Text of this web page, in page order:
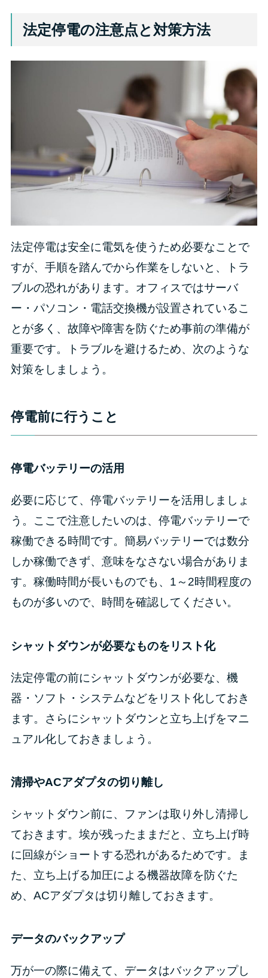
法定停電の注意点と対策方法
法定停電は安全に電気を使うため必要なことで
すが、手順を踏んでから作業をしないと、トラ
ブルの恐れがあります。オフィスではサーバ
ー・パソコン・電話交換機が設置されているこ
とが多く、故障や障害を防ぐため事前の準備が
重要です。トラブルを避けるため、次のような
対策をしましょう。
停電前に行うこと
停電バッテリーの活用
必要に応じて、停電バッテリーを活用しましょ
う。ここで注意したいのは、停電バッテリーで
稼働できる時間です。簡易バッテリーでは数分
しか稼働できず、意味をなさない場合がありま
す。稼働時間が長いものでも、1～2時間程度の
ものが多いので、時間を確認してください。
シャットダウンが必要なものをリスト化
法定停電の前にシャットダウンが必要な、機
器・ソフト・システムなどをリスト化しておき
ます。さらにシャットダウンと立ち上げをマニ
ュアル化しておきましょう。
清掃やACアダプタの切り離し
シャットダウン前に、ファンは取り外し清掃し
ておきます。埃が残ったままだと、立ち上げ時
に回線がショートする恐れがあるためです。ま
た、立ち上げる加圧による機器故障を防ぐた
め、ACアダプタは切り離しておきます。
データのバックアップ
万が一の際に備えて、データはバックアップし